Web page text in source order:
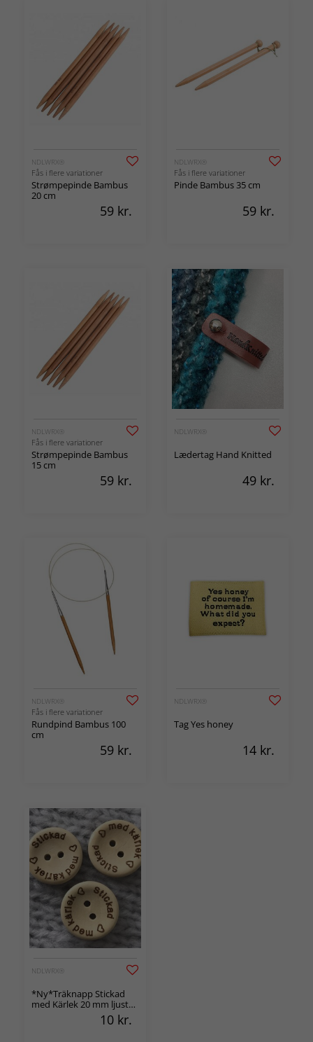
NDLWRX®
Fås i flere variationer
Strømpepinde Bambus
20 cm
59 kr.
NDLWRX®
Fås i flere variationer
Pinde Bambus 35 cm
59 kr.
NDLWRX®
Fås i flere variationer
Strømpepinde Bambus
15 cm
59 kr.
NDLWRX®
Lædertag Hand Knitted
49 kr.
NDLWRX®
Fås i flere variationer
Rundpind Bambus 100
cm
59 kr.
NDLWRX®
Tag Yes honey
14 kr.
NDLWRX®
*Ny*Träknapp Stickad
med Kärlek 20 mm ljust
10 kr.